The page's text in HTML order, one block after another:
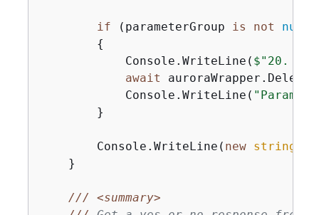
if (parameterGroup is not null
{
            Console.WriteLine(
$"20.
await
            Console.WriteLine(
        }
        Console.WriteLine(
new string
    }
///
<summary>